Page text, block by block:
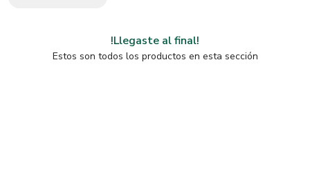
!Llegaste al final!
Estos son todos los productos en esta sección